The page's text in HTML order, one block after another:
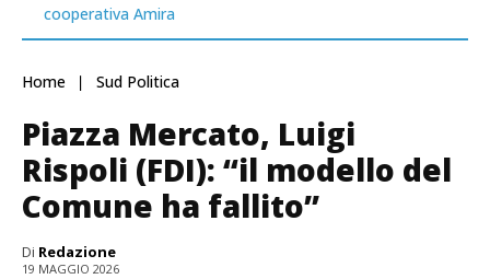
cooperativa Amira
Home Sud Politica
Piazza Mercato, Luigi
Rispoli (FDI): “il modello del
Comune ha fallito”
Di Redazione
19 MAGGIO 2026